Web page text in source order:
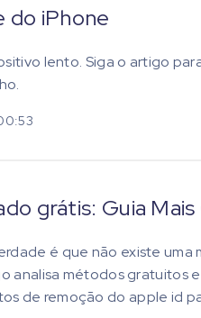
do iPhone
lento. Siga o artigo
grátis: Guia
é que não existe
analisa métodos gratuitos
de remoção do apple id